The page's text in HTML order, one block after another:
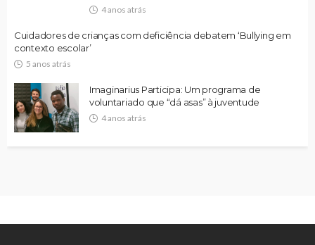
4 anos atrás
Cuidadores de crianças com deficiência debatem ‘Bullying em
contexto escolar’
5 anos atrás
Imaginarius Participa: Um programa de
voluntariado que “dá asas” à juventude
4 anos atrás